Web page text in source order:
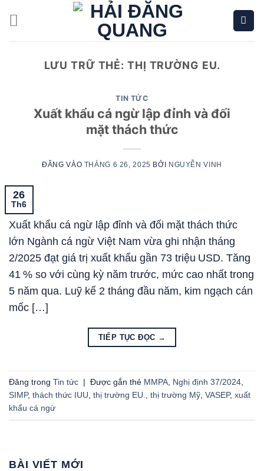
qua
LƯU TRỮ THẺ:THỊ TRƯỜNG EU.
TIN TỨC
Xuất khẩu cá ngừ lập đỉnh và đối
mặt thách thức
ĐĂNG VÀO THÁNG 6 26, 2025 BỞI NGUYỄN VINH
26
Th6
Xuất khẩu cá ngừ lập đỉnh và đối mặt thách thức
lớn Ngành cá ngừ Việt Nam vừa ghi nhận tháng
2/2025 đạt giá trị xuất khẩu gần 73 triệu USD. Tăng
41 % so với cùng kỳ năm trước, mức cao nhất trong
5 năm qua. Luỹ kế 2 tháng đầu năm, kim ngạch cán
mốc […]
TIẾP TỤC ĐỌC →
Đăng trong Tin tức | Được gắn thẻ MMPA Nghị định 37/2024
SIMP, thách thức IUU thị trường EU. thị trường Mỹ VASEP, xuất
khẩu cá ngừ
BÀI VIẾT MỚI